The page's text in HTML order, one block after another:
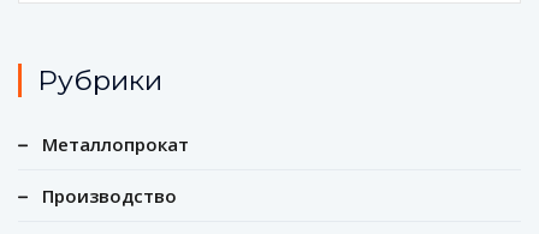
Рубрики
Металлопрокат
Производство